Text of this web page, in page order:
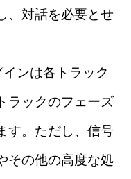
、対話を必要とせ
ンは各トラック
ラックのフェーズ
す。ただし、信号
その他の高度な処